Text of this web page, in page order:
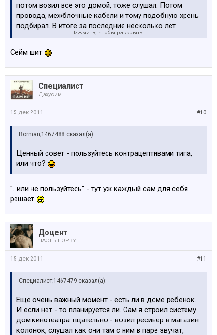
потом возил все это домой, тоже слушал. Потом
провода, межблочные кабели и тому подобную хрень
подбирал. В итоге за последние несколько лет
включить кинотеатр удалось ровно один раз - когда
работает по прямому своему назначению - собирает
пыль.
Нажмите, чтобы раскрыть...
Сейм шит
Специалист
Дахусим!
#10
15 дек 2011
Borman;1467488 сказал(а):
Ценный совет - пользуйтесь контрацептивами типа,
или что?
"...или не пользуйтесь" - тут уж каждый сам для себя
решает
Доцент
ПАСТЬ ПОРВУ!
#11
15 дек 2011
Специалист;1467479 сказал(а):
Еще очень важный момент - есть ли в доме ребенок.
И если нет - то планируется ли. Сам я строил систему
дом.кинотеатра тщательно - возил ресивер в магазин
колонок, слушал как они там с ним в паре звучат,